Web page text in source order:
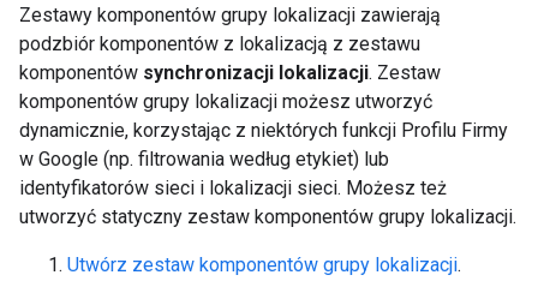
Zestawy komponentów grupy lokalizacji zawierają
podzbiór komponentów z lokalizacją z zestawu
komponentów synchronizacji lokalizacji. Zestaw
komponentów grupy lokalizacji możesz utworzyć
dynamicznie, korzystając z niektórych funkcji Profilu Firmy
w Google (np. filtrowania według etykiet) lub
identyfikatorów sieci i lokalizacji sieci. Możesz też
utworzyć statyczny zestaw komponentów grupy lokalizacji.
Utwórz zestaw komponentów grupy lokalizacji.